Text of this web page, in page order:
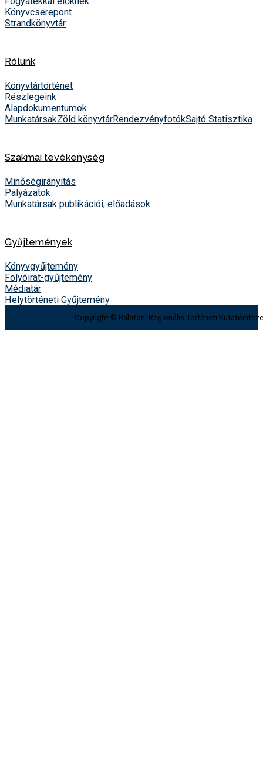
Könyvcserepont
Strandkönyvtár
Rólunk
Könyvtártörténet
Részlegeink
Alapdokumentumok
MunkatársakZöld könyvtárRendezvényfotókSajtó Statisztika
Szakmai tevékenység
Minőségirányítás
Pályázatok
Munkatársak publikációi, előadások
Gyűjtemények
Könyvgyűjtemény
Folyóirat-gyűjtemény
Médiatár
Helytörténeti Gyűjtemény
Copyright © Balatoni Regionális Történeti